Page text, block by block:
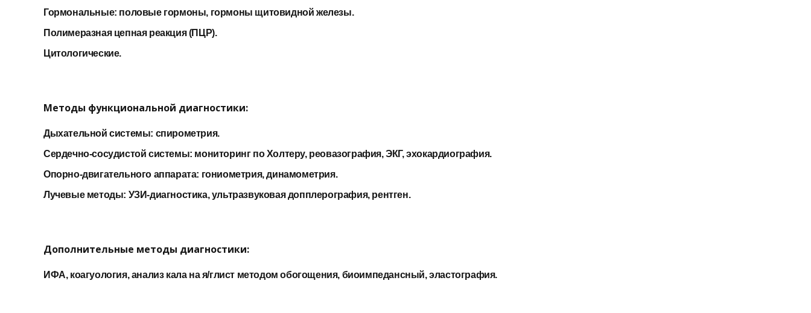
Гормональные: половые гормоны, гормоны щитовидной железы.
Полимеразная цепная реакция (ПЦР).
Цитологические.
Методы функциональной диагностики:
Дыхательной системы: спирометрия.
Сердечно-сосудистой системы: мониторинг по Холтеру, реовазография, ЭКГ, эхокардиография.
Опорно-двигательного аппарата: гониометрия, динамометрия.
Лучевые методы: УЗИ-диагностика, ультразвуковая допплерография, рентген.
Дополнительные методы диагностики:
ИФА, коагуология, анализ кала на я/глист методом обогощения, биоимпедансный, эластография.